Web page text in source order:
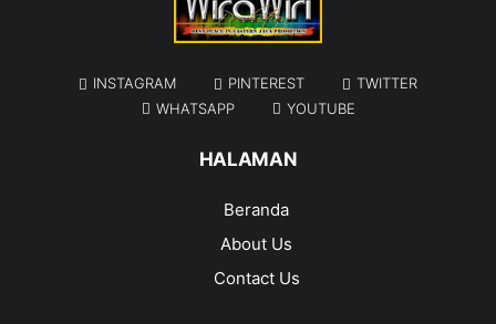
INSTAGRAM PINTEREST
TWITTER
WHATSAPP
YOUTUBE
HALAMAN
Beranda
About Us
Contact Us